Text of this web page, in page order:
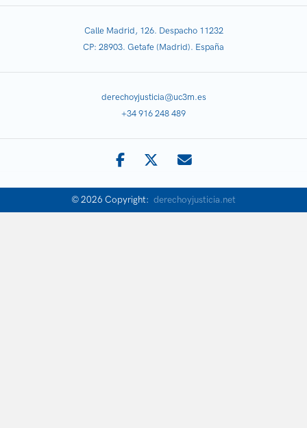
Calle Madrid, 126. Despacho 11232
CP: 28903. Getafe (Madrid). España
derechoyjusticia@uc3m.es
+34 916 248 489
© 2026 Copyright: derechoyjusticia.net